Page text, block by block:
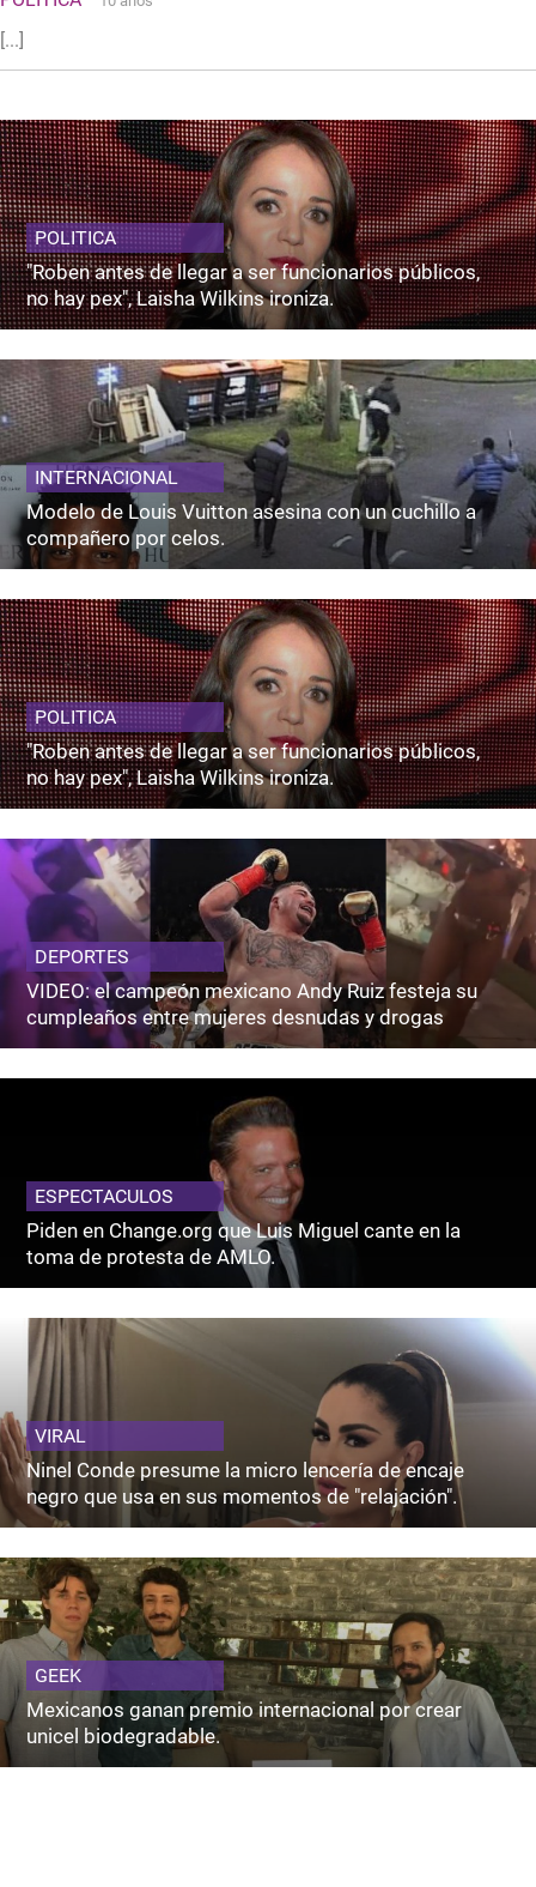
[...]
POLITICA
"Roben antes de llegar a ser funcionarios públicos,
no hay pex", Laisha Wilkins ironiza.
INTERNACIONAL
Modelo de Louis Vuitton asesina con un cuchillo a
compañero por celos.
POLITICA
"Roben antes de llegar a ser funcionarios públicos,
no hay pex", Laisha Wilkins ironiza.
DEPORTES
VIDEO: el campeón mexicano Andy Ruiz festeja su
cumpleaños entre mujeres desnudas y drogas
ESPECTACULOS
Piden en Change.org que Luis Miguel cante en la
toma de protesta de AMLO.
VIRAL
Ninel Conde presume la micro lencería de encaje
negro que usa en sus momentos de "relajación".
GEEK
Mexicanos ganan premio internacional por crear
unicel biodegradable.